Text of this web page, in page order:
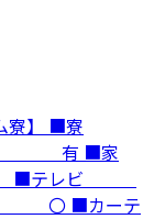
寮】 ■寮
有 ■家
■テレビ
〇 ■カーテ